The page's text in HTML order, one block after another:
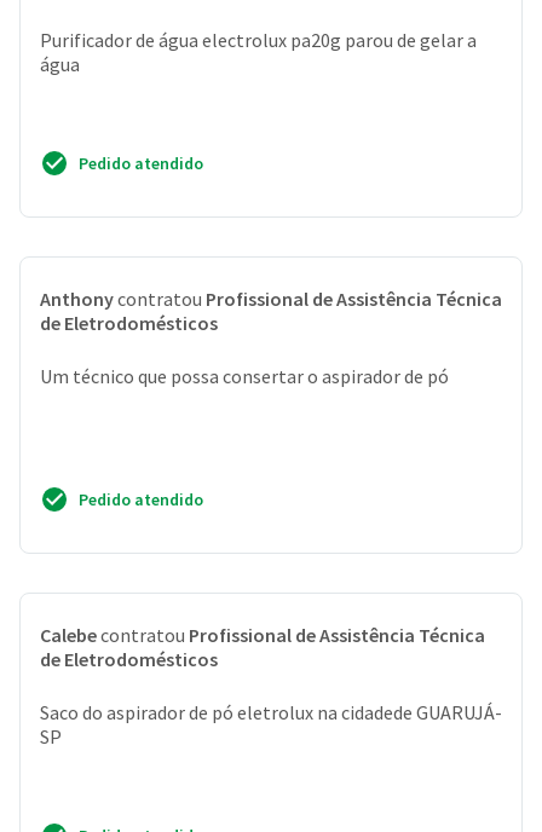
Purificador de água electrolux pa20g parou de gelar a
água
Pedido atendido
Anthonycontratou Profissional de Assistência Técnica
de Eletrodomésticos
Um técnico que possa consertar o aspirador de pó
Pedido atendido
Calebecontratou Profissional de Assistência Técnica
de Eletrodomésticos
Saco do aspirador de pó eletrolux na cidadede GUARUJÁ-
SP